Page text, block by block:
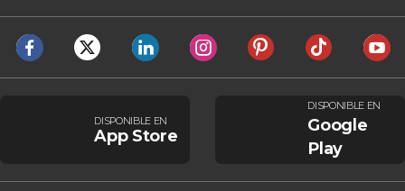
DISPONIBLE EN
App Store
DISPONIBLE EN
Google
Play